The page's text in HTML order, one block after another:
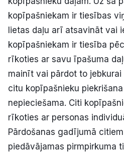
kopīpašniekam ir tiesības
lietas daļu arī atsavināt vai
kopīpašniekam ir tiesība
rīkoties ar savu īpašuma
mainīt vai pārdot to
citu kopīpašnieku
nepieciešama. Citi
rīkoties ar personas
Pārdošanas gadījumā
piedāvājamas pirmpirkuma